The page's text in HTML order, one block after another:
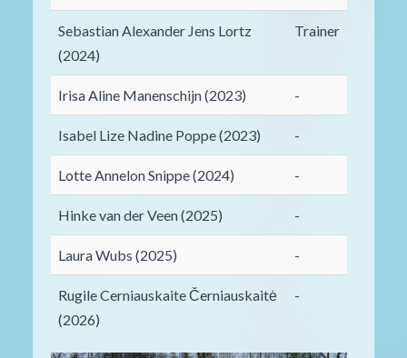
Sebastian Alexander Jens Lortz
(2024)
Trainer
Irisa Aline Manenschijn (2023) -
Isabel Lize Nadine Poppe (2023) -
Lotte Annelon Snippe (2024) -
Hinke van der Veen (2025) -
Laura Wubs (2025) -
Rugile Cerniauskaite Černiauskaitė
(2026)
-